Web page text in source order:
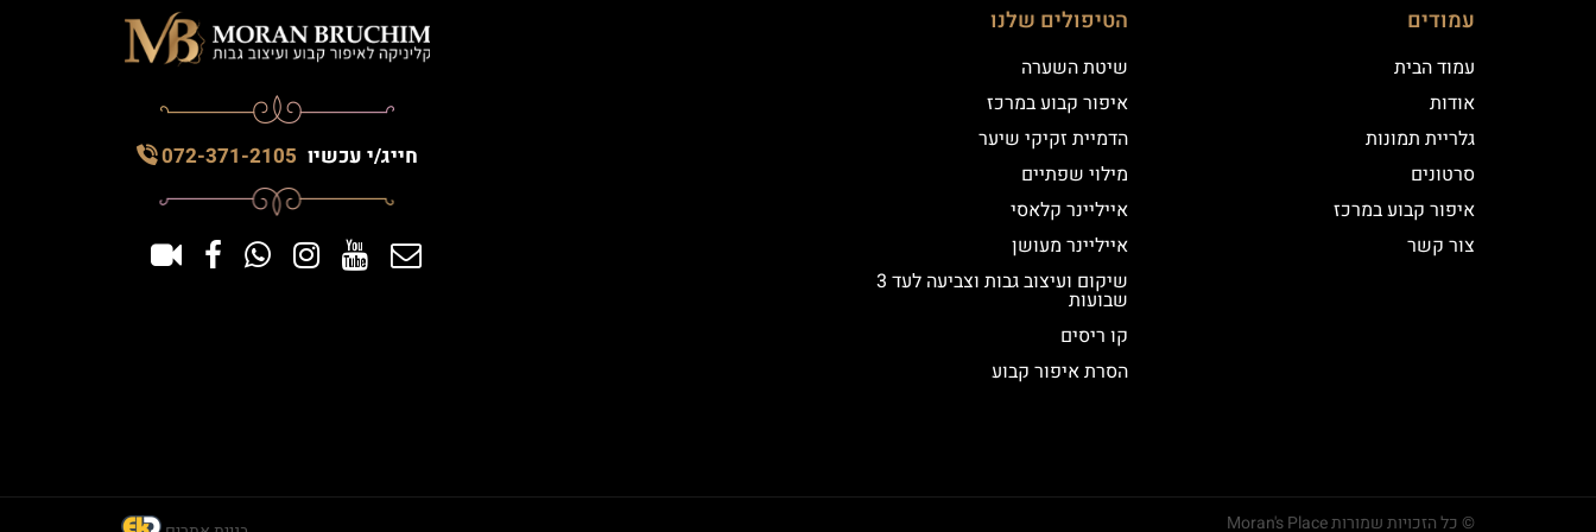
עמודים
עמוד הבית
אודות
גלריית תמונות
סרטונים
איפור קבוע במרכז
צור קשר
הטיפולים שלנו
שיטת השערה
איפור קבוע במרכז
הדמיית זקיקי שיער
מילוי שפתיים
אייליינר קלאסי
אייליינר מעושן
שיקום ועיצוב גבות וצביעה לעד 3
שבועות
קו ריסים
הסרת איפור קבוע
חייג/י עכשיו 072-371-2105
© כל הזכויות שמורות Moran's Place